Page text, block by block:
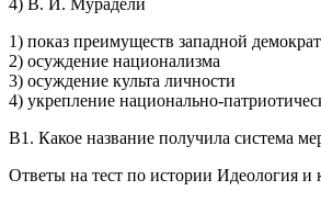
4) В. И. Мурадели
1) показ преимуществ западной
2) осуждение национализма
3) осуждение культа личности
4) укрепление национально-
В1. Какое название получила система
Ответы на тест по истории Идеология и